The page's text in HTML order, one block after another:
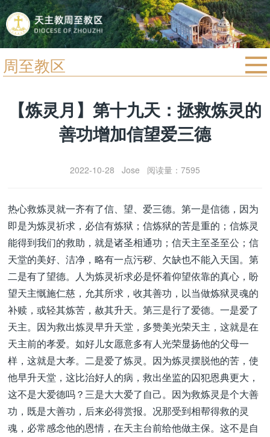
周至教区
宗教法规
【炼灵月】第十九天：拯救炼灵的
善功增加信望爱三德
2022-10-28 Jose 阅读量：7595
热心救炼灵就一齐有了信、望、爱三德。第一是信德，因为
即是为炼灵祈求，必信有炼狱；信炼狱的苦是重的；信炼灵
能得到我们的救助，就是诸圣相通功；信天主至圣至公；信
天堂的美好、洁净，略有一点污秽、欠缺也不能入天国。第
二是有了望德。人为炼灵祈求必是怀着仰望依靠的真心，盼
望天主慨施仁慈，允其所求，收其善功，以当做炼狱灵魂的
补赎，或轻其炼苦，赦其升天。第三是行了爱德。一是爱了
天主。因为救出炼灵早升天堂，多赞美光荣天主，这就是在
天主前的孝爱。如好儿女愿意多有人光荣显扬他的父母一
样，这就是大孝。二是爱了炼灵。因为炼灵摆脱他的苦，使
他早升天堂，这比治好人的病，救出坐监的囚犯恩典更大，
这不是大爱德吗？三是大大爱了自己。因为救炼灵是个大善
功，既是大善功，后来必得赏报。况那受到相帮得救的灵
魂，必常感念他的恩情，在天主台前给他做主保。这不是自